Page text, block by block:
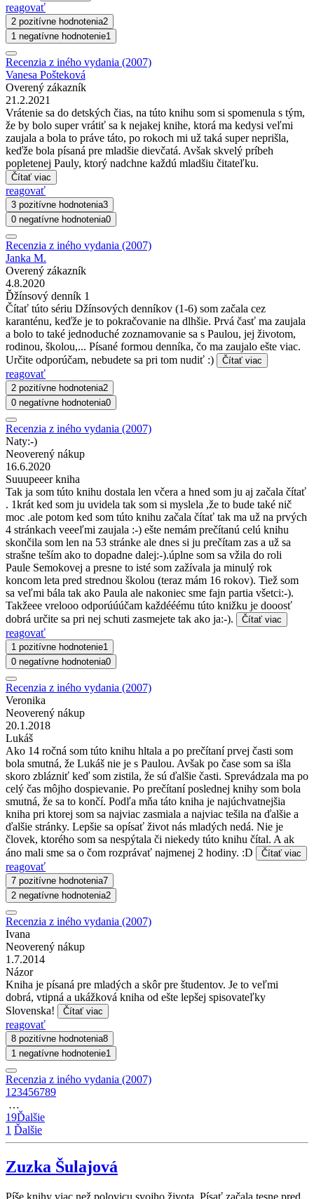
reagovať
2 pozitívne hodnotenia2
1 negatívne hodnotenie1
Recenzia z iného vydania (2007)
Vanesa Pošteková
Overený zákazník
21.2.2021
Vrátenie sa do detských čias, na túto knihu som si spomenula s tým,
že by bolo super vrátiť sa k nejakej knihe, ktorá ma kedysi veľmi
zaujala a bola to práve táto, po rokoch mi už taká super neprišla,
keďže bola písaná pre mladšie dievčatá. Avšak skvelý príbeh
popletenej Pauly, ktorý nadchne každú mladšiu čitateľku.
Čítať viac
reagovať
3 pozitívne hodnotenia3
0 negatívne hodnotenia0
Recenzia z iného vydania (2007)
Janka M.
Overený zákazník
4.8.2020
Ďžínsový denník 1
Čítať túto sériu Džínsových denníkov (1-6) som začala cez
karanténu, keďže je to pokračovanie na dlhšie. Prvá časť ma zaujala
a bolo to také jednoduché zoznamovanie sa s Paulou, jej životom,
rodinou, školou,... Písané formou denníka, čo ma zaujalo ešte viac.
Určite odporúčam, nebudete sa pri tom nudiť :)
Čítať viac
reagovať
2 pozitívne hodnotenia2
0 negatívne hodnotenia0
Recenzia z iného vydania (2007)
Naty:-)
Neoverený nákup
16.6.2020
Suuupeeer kniha
Tak ja som túto knihu dostala len včera a hned som ju aj začala čítať
. 1krát ked som ju uvidela tak som si myslela ,že to bude také nič
moc .ale potom ked som túto knihu začala čítať tak ma už na prvých
4 stránkach veeeľmi zaujala :-) ešte nemám prečítanú celú knihu
skončila som len na 53 stránke ale dnes si ju prečítam zas a už sa
strašne teším ako to dopadne dalej:-).úplne som sa vžila do roli
Paule Semokovej a presne to isté som zažívala ja minulý rok
koncom leta pred strednou školou (teraz mám 16 rokov). Tiež som
sa veľmi bála tak ako Paula ale nakoniec sme fajn partia všetci:-).
Takžeee vrelooo odporúúúčam každééému túto knižku je dooosť
dobrá určite sa pri nej schuti zasmejete tak ako ja:-).
Čítať viac
reagovať
1 pozitívne hodnotenie1
0 negatívne hodnotenia0
Recenzia z iného vydania (2007)
Veronika
Neoverený nákup
20.1.2018
Lukáš
Ako 14 ročná som túto knihu hltala a po prečítaní prvej časti som
bola smutná, že Lukáš nie je s Paulou. Avšak po čase som sa išla
skoro zblázniť keď som zistila, že sú ďalšie časti. Sprevádzala ma po
celý čas môjho dospievanie. Po prečítaní poslednej knihy som bola
smutná, že sa to končí. Podľa mňa táto kniha je najúchvatnejšia
kniha pri ktorej som sa najviac zasmiala a najviac tešila na ďalšie a
ďalšie stránky. Lepšie sa opísať život nás mladých nedá. Nie je
človek, ktorého som sa nespýtala či niekedy túto knihu čítal. A ak
áno mali sme sa o čom rozprávať najmenej 2 hodiny. :D
Čítať viac
reagovať
7 pozitívne hodnotenia7
2 negatívne hodnotenia2
Recenzia z iného vydania (2007)
Ivana
Neoverený nákup
1.7.2014
Názor
Kniha je písaná pre mladých a skôr pre študentov. Je to veľmi
dobrá, vtipná a ukážková kniha od ešte lepšej spisovateľky
Slovenska!
Čítať viac
reagovať
8 pozitívne hodnotenia8
1 negatívne hodnotenie1
Recenzia z iného vydania (2007)
1 23456789
…
19Ďalšie
1 Ďalšie
Zuzka Šulajová
Píše knihy viac než polovicu svojho života. Písať začala tesne pred